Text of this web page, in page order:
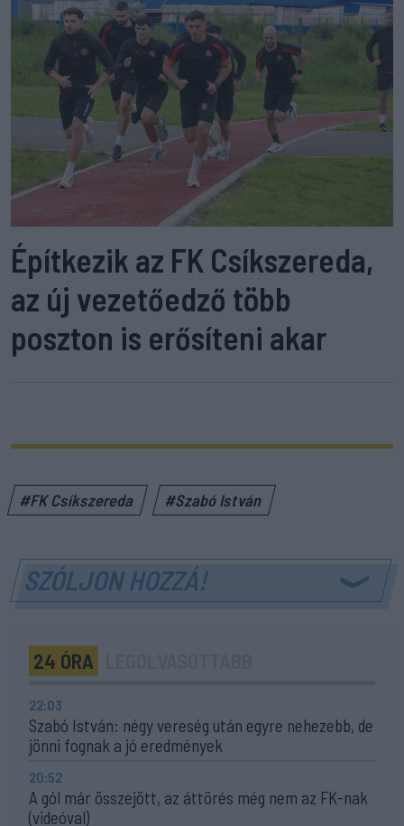
Építkezik az FK Csíkszereda,
az új vezetőedző több
poszton is erősíteni akar
#FK Csíkszereda #Szabó István
SZÓLJON HOZZÁ!
24 ÓRA
22:03
Szabó István: négy vereség után egyre nehezebb, de
jönni fognak a jó eredmények
20:52
A gól már összejött, az áttörés még nem az FK-nak
(videóval)